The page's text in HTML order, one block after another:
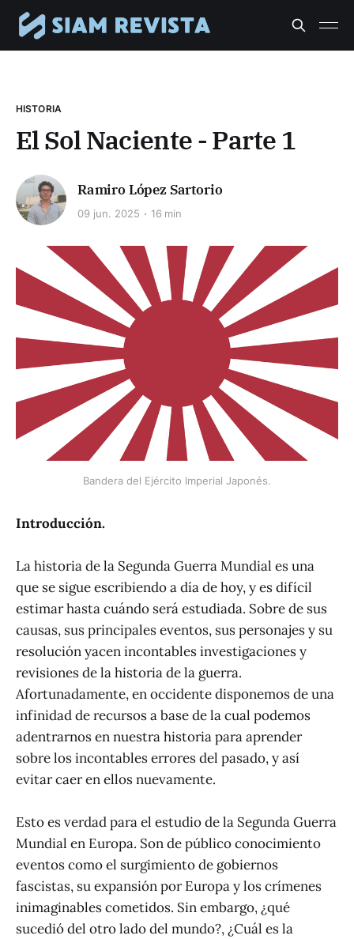
HISTORIA
El Sol Naciente - Parte 1
Ramiro López Sartorio
09 jun. 2025 16 min
Bandera del Ejército Imperial Japonés.
Introducción.
La historia de la Segunda Guerra Mundial es una
que se sigue escribiendo a día de hoy, y es difícil
estimar hasta cuándo será estudiada. Sobre de sus
causas, sus principales eventos, sus personajes y su
resolución yacen incontables investigaciones y
revisiones de la historia de la guerra.
Afortunadamente, en occidente disponemos de una
infinidad de recursos a base de la cual podemos
adentrarnos en nuestra historia para aprender
sobre los incontables errores del pasado, y así
evitar caer en ellos nuevamente.
Esto es verdad para el estudio de la Segunda Guerra
Mundial en Europa. Son de público conocimiento
eventos como el surgimiento de gobiernos
fascistas, su expansión por Europa y los crímenes
inimaginables cometidos. Sin embargo, ¿qué
sucedió del otro lado del mundo?, ¿Cuál es la